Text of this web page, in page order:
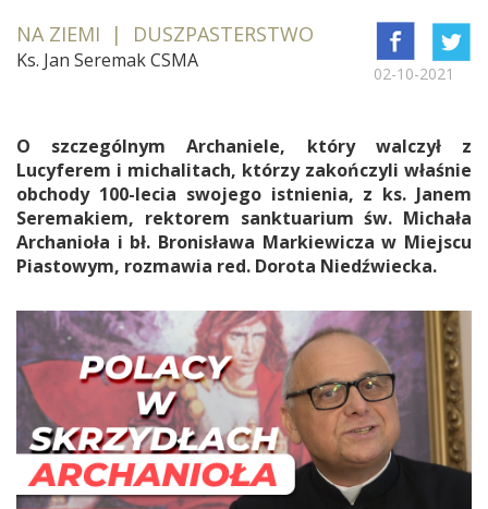
NA ZIEMI | DUSZPASTERSTWO
Ks. Jan Seremak CSMA
02-10-2021
O szczególnym Archaniele, który walczył z
Lucyferem i michalitach, którzy zakończyli właśnie
obchody 100-lecia swojego istnienia, z ks. Janem
Seremakiem, rektorem sanktuarium św. Michała
Archanioła i bł. Bronisława Markiewicza w Miejscu
Piastowym, rozmawia red. Dorota Niedźwiecka.